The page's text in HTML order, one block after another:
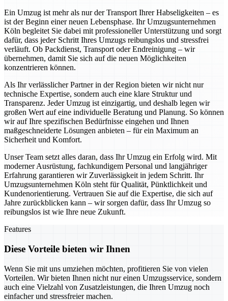
Ein Umzug ist mehr als nur der Transport Ihrer Habseligkeiten – es
ist der Beginn einer neuen Lebensphase. Ihr Umzugsunternehmen
Köln begleitet Sie dabei mit professioneller Unterstützung und sorgt
dafür, dass jeder Schritt Ihres Umzugs reibungslos und stressfrei
verläuft. Ob Packdienst, Transport oder Endreinigung – wir
übernehmen, damit Sie sich auf die neuen Möglichkeiten
konzentrieren können.
Als Ihr verlässlicher Partner in der Region bieten wir nicht nur
technische Expertise, sondern auch eine klare Struktur und
Transparenz. Jeder Umzug ist einzigartig, und deshalb legen wir
großen Wert auf eine individuelle Beratung und Planung. So können
wir auf Ihre spezifischen Bedürfnisse eingehen und Ihnen
maßgeschneiderte Lösungen anbieten – für ein Maximum an
Sicherheit und Komfort.
Unser Team setzt alles daran, dass Ihr Umzug ein Erfolg wird. Mit
moderner Ausrüstung, fachkundigem Personal und langjähriger
Erfahrung garantieren wir Zuverlässigkeit in jedem Schritt. Ihr
Umzugsunternehmen Köln steht für Qualität, Pünktlichkeit und
Kundenorientierung. Vertrauen Sie auf die Expertise, die sich auf
Jahre zurückblicken kann – wir sorgen dafür, dass Ihr Umzug so
reibungslos ist wie Ihre neue Zukunft.
Features
Diese Vorteile bieten wir Ihnen
Wenn Sie mit uns umziehen möchten, profitieren Sie von vielen
Vorteilen. Wir bieten Ihnen nicht nur einen Umzugsservice, sondern
auch eine Vielzahl von Zusatzleistungen, die Ihren Umzug noch
einfacher und stressfreier machen.